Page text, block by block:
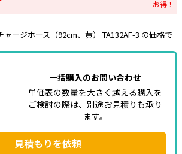
お得！
ージホース（92cm、黄） TA132AF-3 の価格で
一括購入のお問い合わせ
単価表の数量を大きく越える購入を
ご検討の際は、別途お見積りも承り
ます。
見積もりを依頼